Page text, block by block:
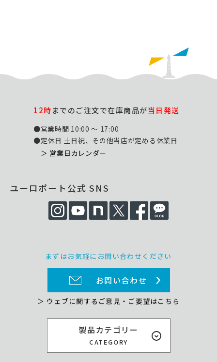
製品カテゴリー
CATEGORY
12時までのご注文で在庫商品が当日発送
●営業時間 10:00 ～ 17:00
●定休日 土日祝、その他当店が定める休業日
＞ 営業日カレンダー
ユーロポート公式 SNS
まずはお気軽にお問い合わせください
お問い合わせ
＞ ウェブに関するご意見・ご要望はこちら